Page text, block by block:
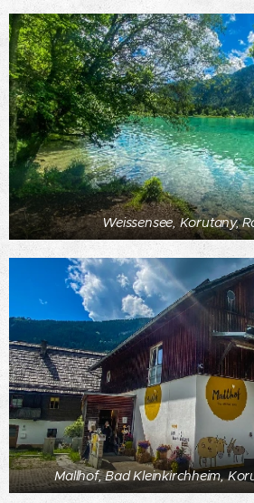
Weissensee, Korutany,
Mallhof, Bad Kleinkirchheim,